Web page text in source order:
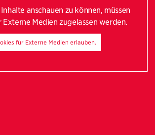
anschauen zu können, müssen
Externe Medien zugelassen werden.
für Externe Medien erlauben.